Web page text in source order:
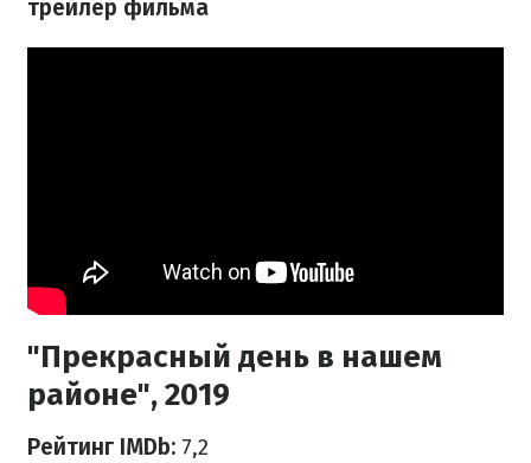
трейлер фильма
"Прекрасный день в нашем
районе", 2019
Рейтинг IMDb: 7,2